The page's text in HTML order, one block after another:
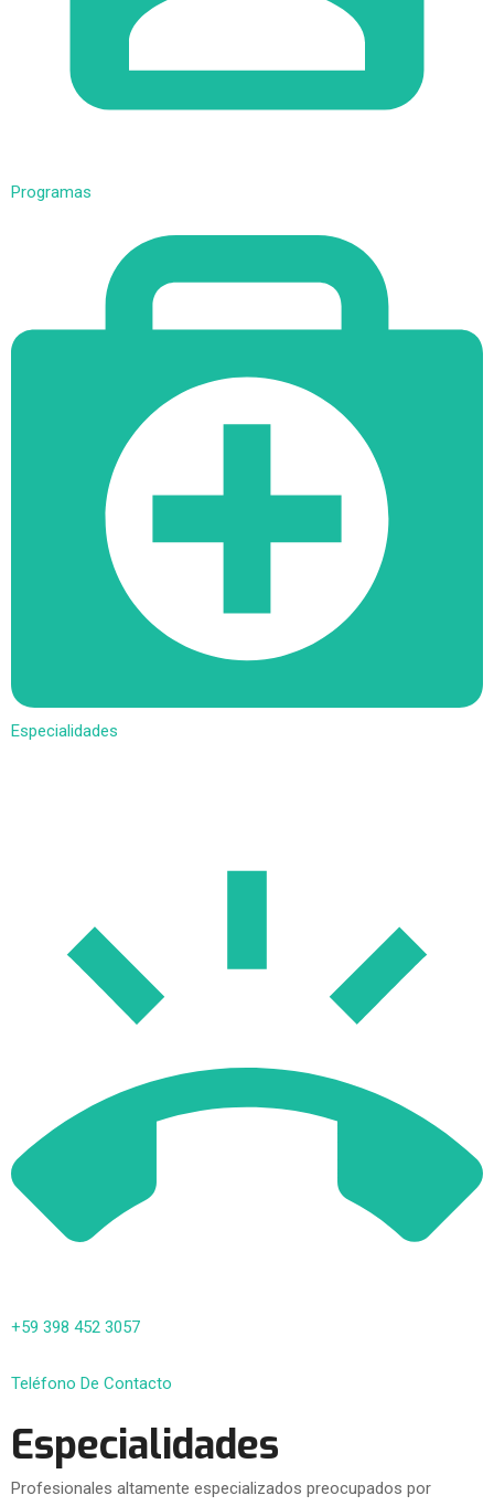
Programas
Especialidades
+59 398 452 3057
Teléfono De Contacto
Especialidades
Profesionales altamente especializados preocupados por